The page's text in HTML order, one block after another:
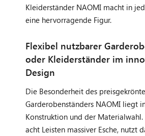
Kleiderständer NAOMI macht in
eine hervorragende Figur.
Flexibel nutzbarer
oder Kleiderständer im
Design
Die Besonderheit des
Garderobenständers NAOMI liegt
Konstruktion und der
acht Leisten massiver Esche, nutzt